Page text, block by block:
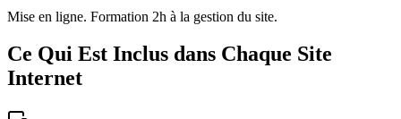
Mise en ligne. Formation 2h à la gestion du site.
Ce Qui Est Inclus dans Chaque Site
Internet